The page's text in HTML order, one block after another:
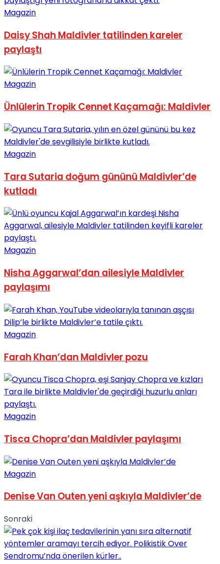
Magazin
Daisy Shah Maldivler tatilinden kareler
paylaştı
Magazin
Ünlülerin Tropik Cennet Kaçamağı: Maldivler
Magazin
Tara Sutaria doğum gününü Maldivler’de
kutladı
Magazin
Nisha Aggarwal’dan ailesiyle Maldivler
paylaşımı
Magazin
Farah Khan’dan Maldivler pozu
Magazin
Tisca Chopra’dan Maldivler paylaşımı
Magazin
Denise Van Outen yeni aşkıyla Maldivler’de
Sonraki